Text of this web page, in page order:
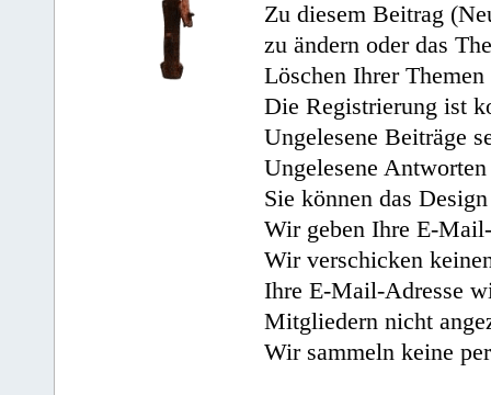
Zu diesem Beitrag
zu ändern oder das
Löschen Ihrer
Die Registrierung ist
Ungelesene Beiträge
Ungelesene
Sie können das
Wir geben Ihre E-
Wir verschicken
Ihre E-Mail-Adresse
Mitgliedern nicht
Wir sammeln keine